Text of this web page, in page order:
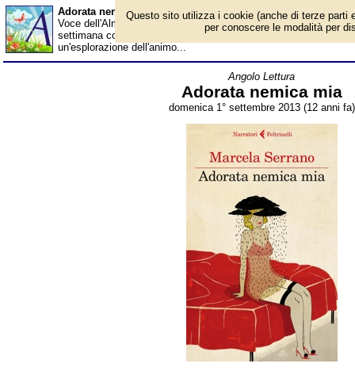
Adorata nemica mia - Almanacco
Voce dell'Almanacco del 1° settembre, per la rubrica 'Angolo
settimana consigliamo l'ultimo romanzo della nota scrittrice
un'esplorazione dell'animo...
Angolo Lettura
Adorata nemica mia
domenica 1° settembre 2013 (12 anni fa)
Questo sito utilizza i cookie (anche di terze parti
per conoscere le modalità per